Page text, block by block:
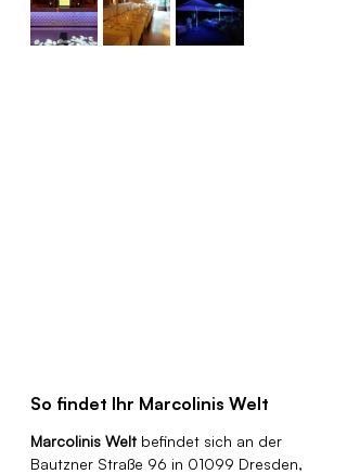
So findet Ihr Marcolinis Welt
Marcolinis Welt befindet sich an der
Bautzner Straße 96 in 01099 Dresden,